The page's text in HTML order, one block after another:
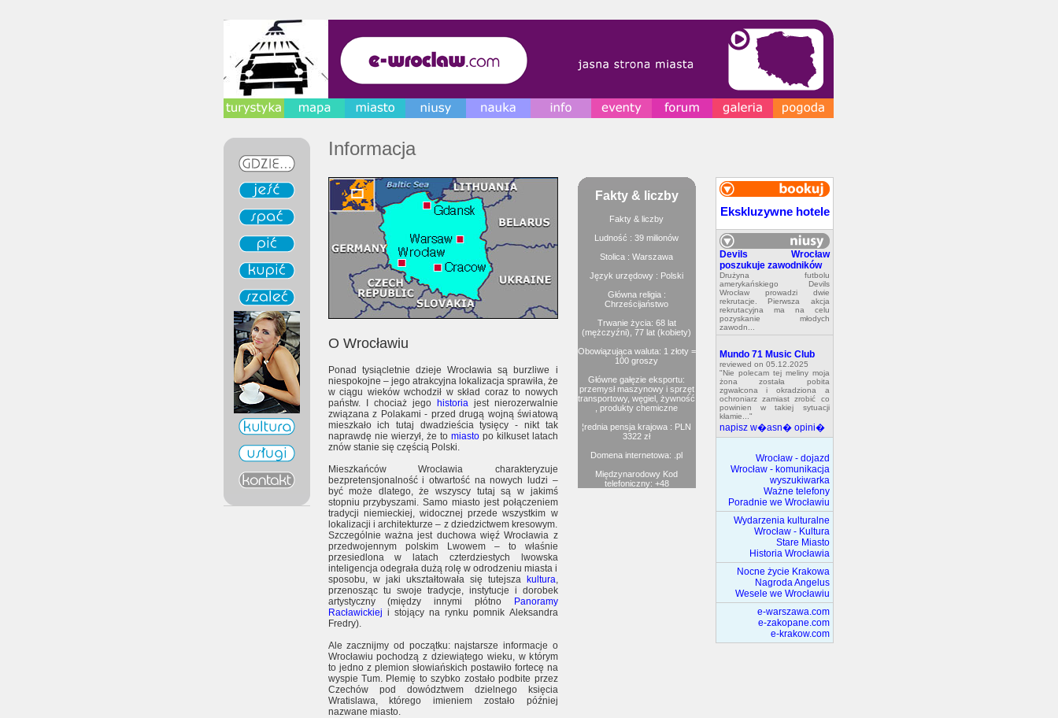
Informacja
O Wrocławiu
Ponad tysiącletnie dzieje Wrocławia są burzliwe i
niespokojne – jego atrakcyjna lokalizacja sprawiła, że
w ciągu wieków wchodził w skład coraz to nowych
państw. I chociaż jego
historiajest nierozerwalnie
związana z Polakami - przed drugą wojną światową
mieszkało ich tutaj dwadzieścia tysięcy - nikt tak
naprawdę nie wierzył, że to miastopo kilkuset latach
znów stanie się częścią Polski.
Mieszkańców Wrocławia charakteryzuje
bezpretensjonalność i otwartość na nowych ludzi –
być może dlatego, że wszyscy tutaj są w jakimś
stopniu przybyszami. Samo miasto jest połączeniem
tradycji niemieckiej, widocznej przede wszystkim w
lokalizacji i architekturze – z dziedzictwem kresowym.
Szczególnie ważna jest duchowa więź Wrocławia z
przedwojennym polskim Lwowem – to właśnie
przesiedlona w latach czterdziestych lwowska
inteligencja odegrała dużą rolę w odrodzeniu miasta i
sposobu, w jaki ukształtowała się tutejsza
kultura,
przenosząc tu swoje tradycje, instytucje i dorobek
artystyczny (między innymi płótno
Panoramy
Racławickiej i stojący na rynku pomnik Aleksandra
Fredry).
Ale zacznijmy od początku: najstarsze informacje o
Wrocławiu pochodzą z dziewiątego wieku, w którym
to jedno z plemion słowiańskich postawiło fortecę na
wyspie Tum. Plemię to szybko zostało podbite przez
Czechów pod dowództwem dzielnego księcia
Wratislawa, którego imieniem zostało później
nazwane miasto.
Fakty & liczby
Fakty & liczby
Ludność : 39 milionów
Stolica : Warszawa
Język urzędowy : Polski
Główna religia :
Chrześcijaństwo
Trwanie życia: 68 lat
(mężczyźni), 77 lat (kobiety)
Obowiązująca waluta: 1 złoty =
100 groszy
Główne gałęzie eksportu:
przemysł maszynowy i sprzęt
transportowy, węgiel, żywność
, produkty chemiczne
¦rednia pensja krajowa : PLN
3322 zł
Domena internetowa: .pl
Międzynarodowy Kod
telefoniczny: +48
Ekskluzywne hotele
Devils Wrocław
poszukuje zawodników
Drużyna futbolu
amerykańskiego Devils
Wrocław prowadzi dwie
rekrutacje. Pierwsza akcja
rekrutacyjna ma na celu
pozyskanie młodych
zawodn...
Mundo 71 Music Club
reviewed on 05.12.2025
"Nie polecam tej meliny moja
żona została pobita
zgwałcona i okradziona a
ochroniarz zamiast zrobić co
powinien w takiej sytuacji
kłamie..."
napisz w�asn� opini�
Wrocław - dojazd
Wrocław - komunikacja
wyszukiwarka
Ważne telefony
Poradnie we Wrocławiu
Wydarzenia kulturalne
Wrocław - Kultura
Stare Miasto
Historia Wrocławia
Nocne życie Krakowa
Nagroda Angelus
Wesele we Wrocławiu
e-warszawa.com
e-zakopane.com
e-krakow.com